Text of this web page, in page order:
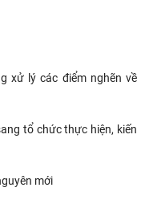
xử lý các điểm nghẽn về
tổ chức thực hiện, kiến
mới